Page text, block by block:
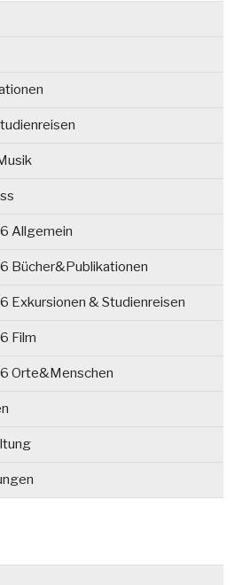
Allgemein
Bücher&Publikationen
Exkursionen & Studienreisen
Film
Orte&Menschen